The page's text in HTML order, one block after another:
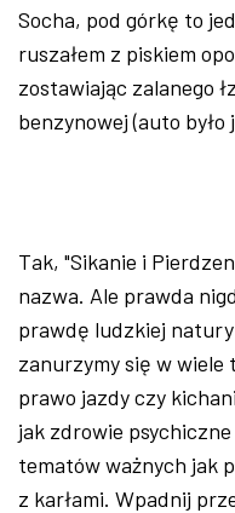
Socha, pod górkę to
ruszałem z piskiem
zostawiając zalanego
benzynowej (auto było
Tak, "Sikanie i
nazwa. Ale prawda
prawdę ludzkiej
zanurzymy się w
prawo jazdy czy
jak zdrowie
tematów ważnych jak
z karłami. Wpadnij